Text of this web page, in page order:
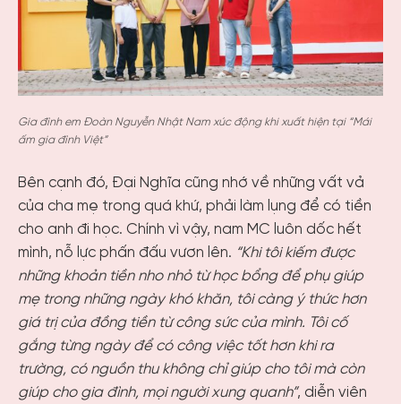
Gia đình em Đoàn Nguyễn Nhật Nam xúc động khi xuất hiện tại “Mái
ấm gia đình Việt”
Bên cạnh đó, Đại Nghĩa cũng nhớ về những vất vả
của cha mẹ trong quá khứ, phải làm lụng để có tiền
cho anh đi học. Chính vì vậy, nam MC luôn dốc hết
mình, nỗ lực phấn đấu vươn lên. “Khi tôi kiếm được
những khoản tiền nho nhỏ từ học bổng để phụ giúp
mẹ trong những ngày khó khăn, tôi càng ý thức hơn
giá trị của đồng tiền từ công sức của mình. Tôi cố
gắng từng ngày để có công việc tốt hơn khi ra
trường, có nguồn thu không chỉ giúp cho tôi mà còn
giúp cho gia đình, mọi người xung quanh”, diễn viên